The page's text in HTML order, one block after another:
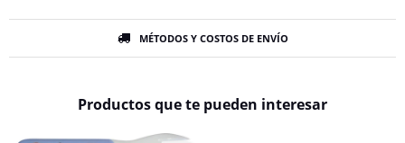
MÉTODOS Y COSTOS DE ENVÍO
Productos que te pueden interesar